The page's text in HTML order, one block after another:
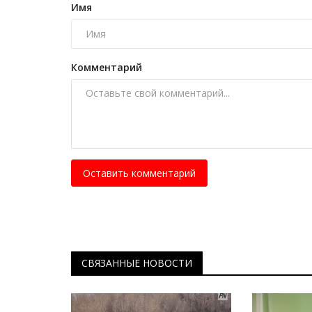
Имя
Комментарий
Оставить комментарий
СВЯЗАННЫЕ НОВОСТИ
четвертой.